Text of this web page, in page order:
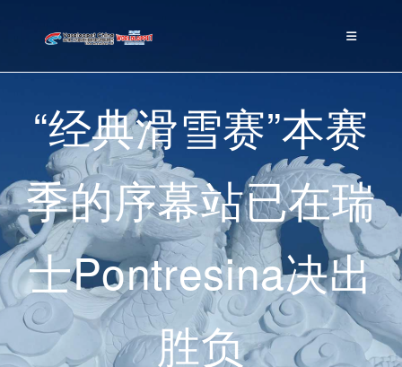
“经典滑雪赛”本赛
季的序幕站已在瑞
士Pontresina决出
胜负